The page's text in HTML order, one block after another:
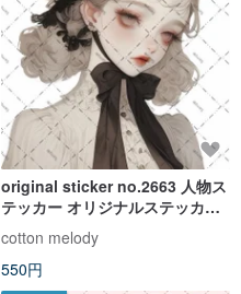
original sticker no.2663 人物ス
テッカー オリジナルステッカー
オリジナル人物ステッカー 装飾
ステッカー cotton melody
cotton melody
550円